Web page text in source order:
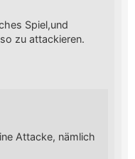
Spiel,und
zu attackieren.
Attacke, nämlich